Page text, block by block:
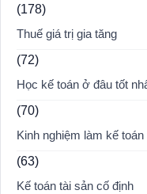
(178)
Thuế giá trị gia tăng
(72)
Học kế toán ở đâu tốt
(70)
Kinh nghiệm làm kế toán
(63)
Kế toán tài sản cố định